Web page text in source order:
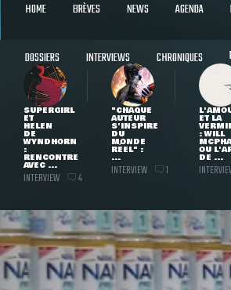
HOME BRÈVES NEWS AGENDA
DOSSIERS INTERVIEWS CHRONIQUES
SUPERGIRL
ET
HELEN
DE
WYNDHORN
:
RENCONTRE
AVEC ...
INTERVIEW 4
"CHAQUE
AUTEUR
S'INSPIRE
DU
MONDE
RÉEL" :
...
INTERVIEW 1
ET LA
: WILL
OU
DE ...